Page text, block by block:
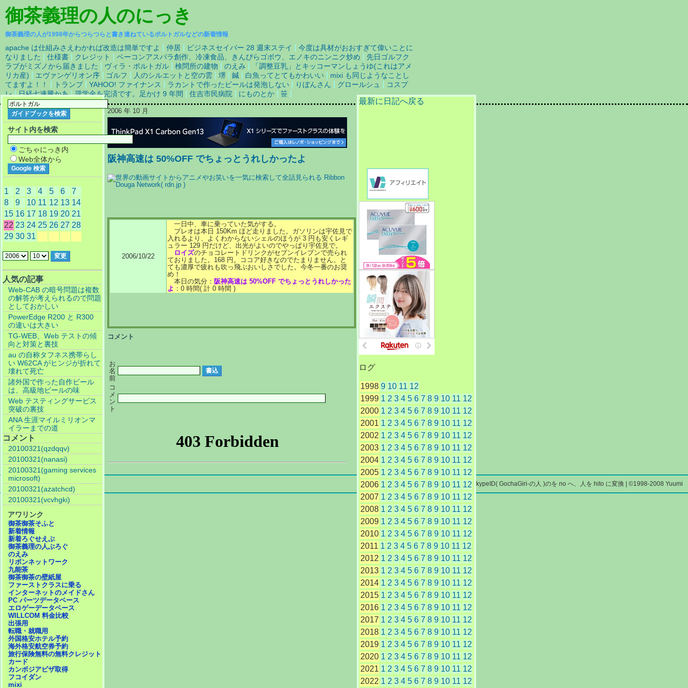
御茶義理の人のにっき
御茶義理の人が1998年からつらつらと書き連ねているポルトガルなどの新着情報
apache は仕組みさえわかれば改造は簡単ですよ 仲居 ビジネスセイバー 28 週末ステイ
今度は具材がおおすぎて偉いことに
なりました
仕様書 クレジット ベーコンアスパラ創作、冷凍食品、きんぴらゴボウ、エノキのニンニク炒め
先日ゴルフク
ラブがミズノから届きました
ヴィラ・ポルトガル 検問所の建物 のえみ
「調整豆乳」とキッコーマンしょうゆ(これはアメ
リカ産)
エヴァンゲリオン序 ゴルフ 人のシルエットと空の雲 堺 鍼 白魚ってとてもかわいい
mixi も同じようなことし
てますよ！！
トランプ YAHOO! ファイナンス ラカントで作ったビールは発泡しない りぼんさん グロールシュ
コスプ
レ |日経七連騰かあ |奨学金を完済です。足かけ 9 年間 住吉市民病院 にものとか 笹
2006 年 10 月
阪神高速は 50%OFF でちょっとうれしかったよ
2006/10/22
一日中、車に乗っていた気がする。
プレオは本日 150Km ほど走りました。ガソリンは宇佐見で
入れるより、よくわからないシェルのほうが 3 円も安くレギ
ュラー 129 円だけど、出光がよいのでやっぱり宇佐見で。
ロイズのチョコレートドリンクがセブンイレブンで売られ
ておりました。168 円。ココア好きなのでたまりません。と
ても濃厚で疲れも吹っ飛ぶおいしさでした。今冬一番のお奨
め！
本日の気分： 阪神高速は 50%OFF でちょっとうれしかった
よ ：0 時間( 計 0 時間 )
コメント
お
名
前
コ
メ
ン
ト
最新に日記へ戻る
ログ
1998 9 10 11 12
1999 1 2 3 4 5 6 7 8 9 10 11 12
2000 1 2 3 4 5 6 7 8 9 10 11 12
2001 1 2 3 4 5 6 7 8 9 10 11 12
2002 1 2 3 4 5 6 7 8 9 10 11 12
2003 1 2 3 4 5 6 7 8 9 10 11 12
2004 1 2 3 4 5 6 7 8 9 10 11 12
2005 1 2 3 4 5 6 7 8 9 10 11 12
2006 1 2 3 4 5 6 7 8 9 10 11 12
2007 1 2 3 4 5 6 7 8 9 10 11 12
2008 1 2 3 4 5 6 7 8 9 10 11 12
2009 1 2 3 4 5 6 7 8 9 10 11 12
2010 1 2 3 4 5 6 7 8 9 10 11 12
2011 1 2 3 4 5 6 7 8 9 10 11 12
2012 1 2 3 4 5 6 7 8 9 10 11 12
2013 1 2 3 4 5 6 7 8 9 10 11 12
2014 1 2 3 4 5 6 7 8 9 10 11 12
2015 1 2 3 4 5 6 7 8 9 10 11 12
2016 1 2 3 4 5 6 7 8 9 10 11 12
2017 1 2 3 4 5 6 7 8 9 10 11 12
2018 1 2 3 4 5 6 7 8 9 10 11 12
2019 1 2 3 4 5 6 7 8 9 10 11 12
2020 1 2 3 4 5 6 7 8 9 10 11 12
2021 1 2 3 4 5 6 7 8 9 10 11 12
2022 1 2 3 4 5 6 7 8 9 10 11 12
サイト内を検索
ごちゃにっき内
Web全体から
1 2 3 4 5 6
7
8
9 10 11 12 13 14
15 16 17 18 19 20 21
22 23 24 25 26 27 28
29 30 31
人気の記事
Web-CAB の暗号問題は複数
の解答が考えられるので問題
としておかしい
PowerEdge R200 と R300
の違いは大きい
TG-WEB、Web テストの傾
向と対策と裏技
au の自称タフネス携帯らし
い W62CA がヒンジが折れて
壊れて死亡
諸外国で作った自作ビール
は、高級地ビールの味
Web テスティングサービス
突破の裏技
ANA 生涯マイルミリオンマ
イラーまでの道
コメント
20100321(qzdqqv)
20100321(nanasi)
20100321(gaming services
microsoft)
20100321(azatchcd)
20100321(vcvhgki)
アワリンク
御茶御茶そふと
新着情報
新着ろぐせえぶ
御茶義理の人ぶろぐ
のえみ
リボンネットワーク
九能茶
御茶御茶の壁紙屋
ファーストクラスに乗る
インターネットのメイドさん
PC パーツデータベース
エロゲーデータベース
WILLCOM 料金比較
出張用
転職・就職用
外国格安ホテル予約
海外格安航空券予約
旅行保険無料の無料クレジット
カード
カンボジアビザ取得
フコイダン
mixi
連絡先 skypeID( GochaGiri-の人 )のを no へ、人を hito に変換 | ©1998-2008 Yuumi